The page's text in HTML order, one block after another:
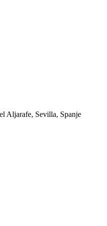
Aljarafe, Sevilla, Spanje